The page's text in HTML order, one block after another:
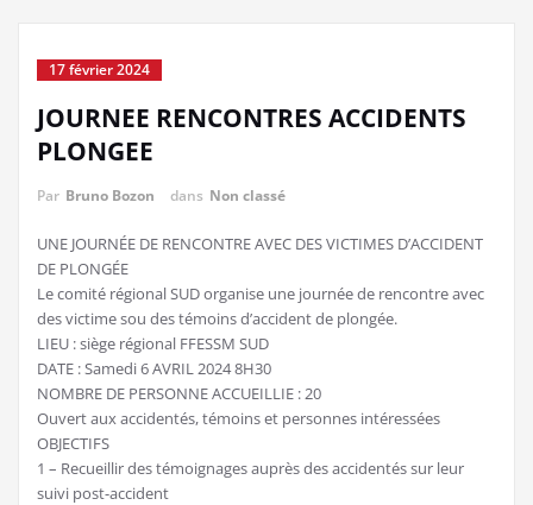
17 février 2024
JOURNEE RENCONTRES ACCIDENTS
PLONGEE
Par Bruno Bozon dans Non classé
UNE JOURNÉE DE RENCONTRE AVEC DES VICTIMES D’ACCIDENT
DE PLONGÉE
Le comité régional SUD organise une journée de rencontre avec
des victime sou des témoins d’accident de plongée.
LIEU : siège régional FFESSM SUD
DATE : Samedi 6 AVRIL 2024 8H30
NOMBRE DE PERSONNE ACCUEILLIE : 20
Ouvert aux accidentés, témoins et personnes intéressées
OBJECTIFS
1 – Recueillir des témoignages auprès des accidentés sur leur
suivi post-accident